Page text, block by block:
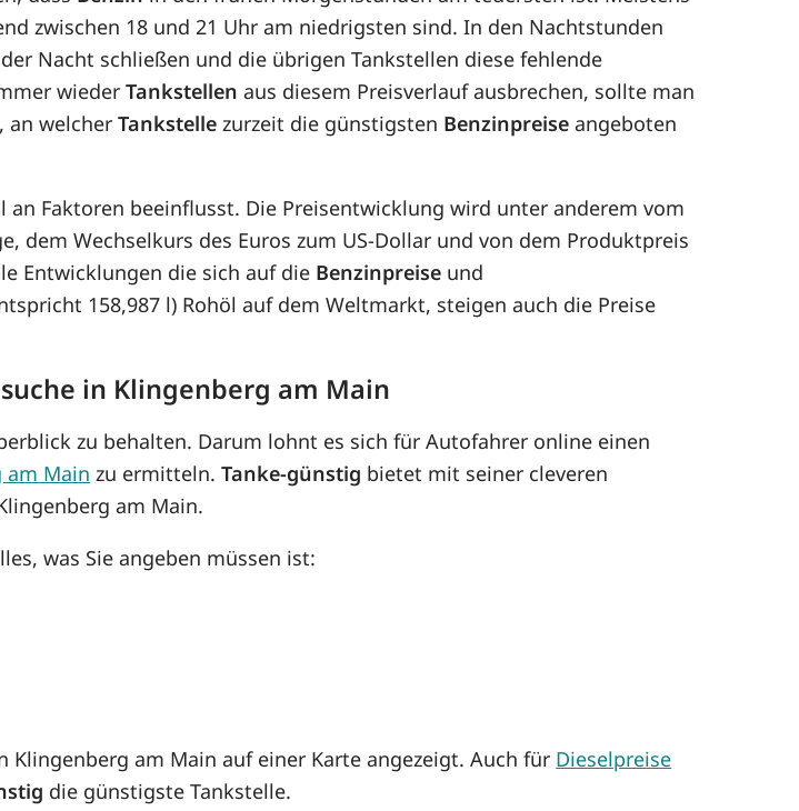
zwischen 18 und 21 Uhr am niedrigsten sind. In den Nachtstunden
Nacht schließen und die übrigen Tankstellen diese fehlende
wiederTankstellen aus diesem Preisverlauf ausbrechen, sollte man
an welcherTankstelle zurzeit die günstigsten Benzinpreise angeboten
Faktoren beeinflusst. Die Preisentwicklung wird unter anderem vom
dem Wechselkurs des Euros zum US-Dollar und von dem Produktpreis
Entwicklungen die sich auf die Benzinpreise und
158,987 l) Rohöl auf dem Weltmarkt, steigen auch die Preise
in Klingenberg am Main
zu behalten. Darum lohnt es sich für Autofahrer online einen
am Main zu ermitteln.Tanke-günstig bietet mit seiner cleveren
am Main.
was Sie angeben müssen ist:
Klingenberg am Main auf einer Karte angezeigt. Auch für Dieselpreise
die günstigste Tankstelle.